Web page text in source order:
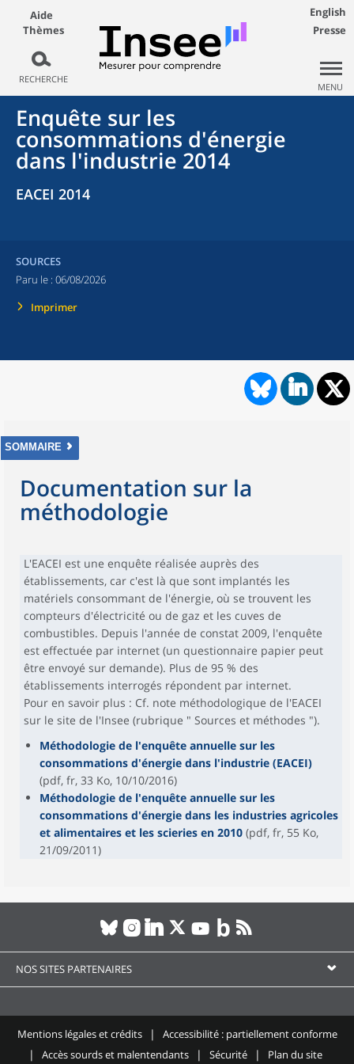
Aide
Thèmes
RECHERCHE
English
Presse
MENU
Enquête sur les
consommations d'énergie
dans l'industrie 2014
EACEI 2014
SOURCES
Paru le : 06/08/2026
Imprimer
SOMMAIRE
Documentation sur la
méthodologie
L'EACEI est une enquête réalisée auprès des
établissements, car c'est là que sont implantés les
matériels consommant de l'énergie, où se trouvent les
compteurs d'électricité ou de gaz et les cuves de
combustibles. Depuis l'année de constat 2009, l'enquête
est effectuée par internet (un questionnaire papier peut
être envoyé sur demande). Plus de 95 % des
établissements interrogés répondent par internet.
Pour en savoir plus : Cf. note méthodologique de l'EACEI
sur le site de l'Insee (rubrique " Sources et méthodes ").
Méthodologie de l'enquête annuelle sur les
consommations d'énergie dans l'industrie (EACEI)
(pdf, fr, 33 Ko, 10/10/2016)
Méthodologie de l'enquête annuelle sur les
consommations d'énergie dans les industries agricoles
et alimentaires et les scieries en 2010 (pdf, fr, 55 Ko,
21/09/2011)
NOS SITES PARTENAIRES
Mentions légales et crédits
Accessibilité : partiellement conforme
Accès sourds et malentendants
Sécurité Plan du site